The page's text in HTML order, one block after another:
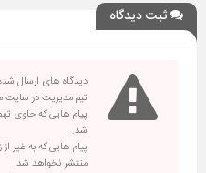
ثبت دیدگاه
دیدگاه های ارسال
تیم مدیریت در
پیام هایی که حاوی
شد.
پیام هایی که به غیر
منتشر نخواهد شد.